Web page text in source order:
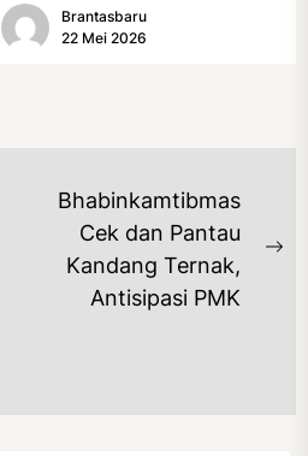
Association Rally...
Brantasbaru
22 Mei 2026
Bhabinkamtibmas
Cek dan Pantau
Kandang Ternak,
Antisipasi PMK